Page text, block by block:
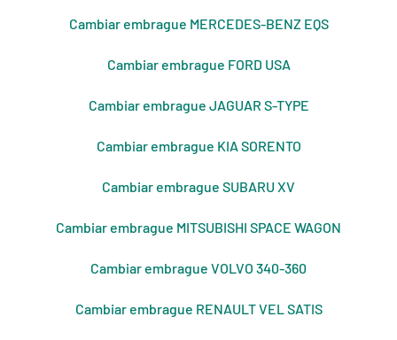
Cambiar embrague MERCEDES-BENZ EQS
Cambiar embrague FORD USA
Cambiar embrague JAGUAR S-TYPE
Cambiar embrague KIA SORENTO
Cambiar embrague SUBARU XV
Cambiar embrague MITSUBISHI SPACE WAGON
Cambiar embrague VOLVO 340-360
Cambiar embrague RENAULT VEL SATIS